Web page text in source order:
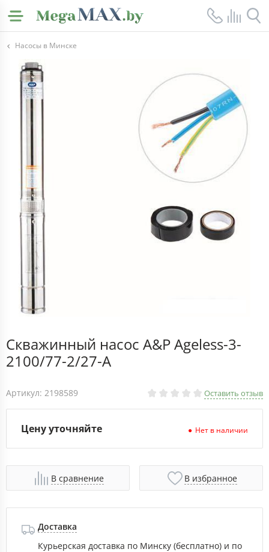
Насосы в Минске
Скважинный насос A&P Ageless-3-
2100/77-2/27-A
Артикул: 2198589 Оставить отзыв
Цену уточняйте Нет в наличии
В сравнение В избранное
Доставка
Курьерская доставка по Минску (бесплатно) и по